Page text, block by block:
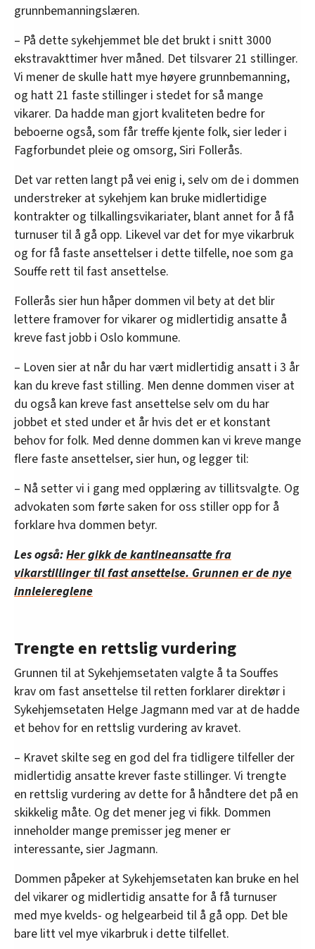
grunnbemanningslæren.
– På dette sykehjemmet ble det brukt i snitt 3000
ekstravakttimer hver måned. Det tilsvarer 21 stillinger.
Vi mener de skulle hatt mye høyere grunnbemanning,
og hatt 21 faste stillinger i stedet for så mange
vikarer. Da hadde man gjort kvaliteten bedre for
beboerne også, som får treffe kjente folk, sier leder i
Fagforbundet pleie og omsorg, Siri Follerås.
Det var retten langt på vei enig i, selv om de i dommen
understreker at sykehjem kan bruke midlertidige
kontrakter og tilkallingsvikariater, blant annet for å få
turnuser til å gå opp. Likevel var det for mye vikarbruk
og for få faste ansettelser i dette tilfelle, noe som ga
Souffe rett til fast ansettelse.
Follerås sier hun håper dommen vil bety at det blir
lettere framover for vikarer og midlertidig ansatte å
kreve fast jobb i Oslo kommune.
– Loven sier at når du har vært midlertidig ansatt i 3 år
kan du kreve fast stilling. Men denne dommen viser at
du også kan kreve fast ansettelse selv om du har
jobbet et sted under et år hvis det er et konstant
behov for folk. Med denne dommen kan vi kreve mange
flere faste ansettelser, sier hun, og legger til:
– Nå setter vi i gang med opplæring av tillitsvalgte. Og
advokaten som førte saken for oss stiller opp for å
forklare hva dommen betyr.
Les også:Her gikk de kantineansatte fra
vikarstillinger til fast ansettelse. Grunnen er de nye
innleiereglene
Trengte en rettslig vurdering
Grunnen til at Sykehjemsetaten valgte å ta Souffes
krav om fast ansettelse til retten forklarer direktør i
Sykehjemsetaten Helge Jagmann med var at de hadde
et behov for en rettslig vurdering av kravet.
– Kravet skilte seg en god del fra tidligere tilfeller der
midlertidig ansatte krever faste stillinger. Vi trengte
en rettslig vurdering av dette for å håndtere det på en
skikkelig måte. Og det mener jeg vi fikk. Dommen
inneholder mange premisser jeg mener er
interessante, sier Jagmann.
Dommen påpeker at Sykehjemsetaten kan bruke en hel
del vikarer og midlertidig ansatte for å få turnuser
med mye kvelds- og helgearbeid til å gå opp. Det ble
bare litt vel mye vikarbruk i dette tilfellet.